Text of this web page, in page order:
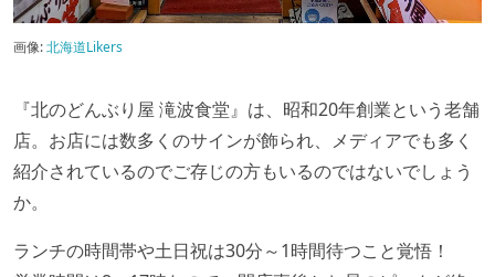
画像:北海道Likers
『北のどんぶり屋 滝波食堂』は、昭和20年創業という老舗
店。お店には数多くのサインが飾られ、メディアでも多く
紹介されているのでご存じの方もいるのではないでしょう
か。
ランチの時間帯や土日祝は30分～1時間待つこと覚悟！